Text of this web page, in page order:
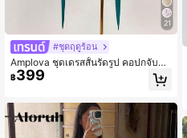
21
#ชุดฤดูร้อน
Amplova ชุดเดรสสั้นรัดรูป คอปกจับจีบ
ทรงดินสอ แขนบาน สีเอิร์ธโทน สำหรับ
วันหยุดพักผ่อนสุดโรแมนติก
฿399